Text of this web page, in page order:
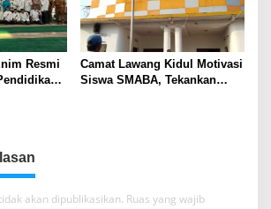
Resmi
Camat Lawang Kidul Motivasi
Siswa SMABA, Tekankan
akan dipublikasikan. Ruas yang wajib